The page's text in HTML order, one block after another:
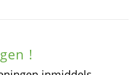
!